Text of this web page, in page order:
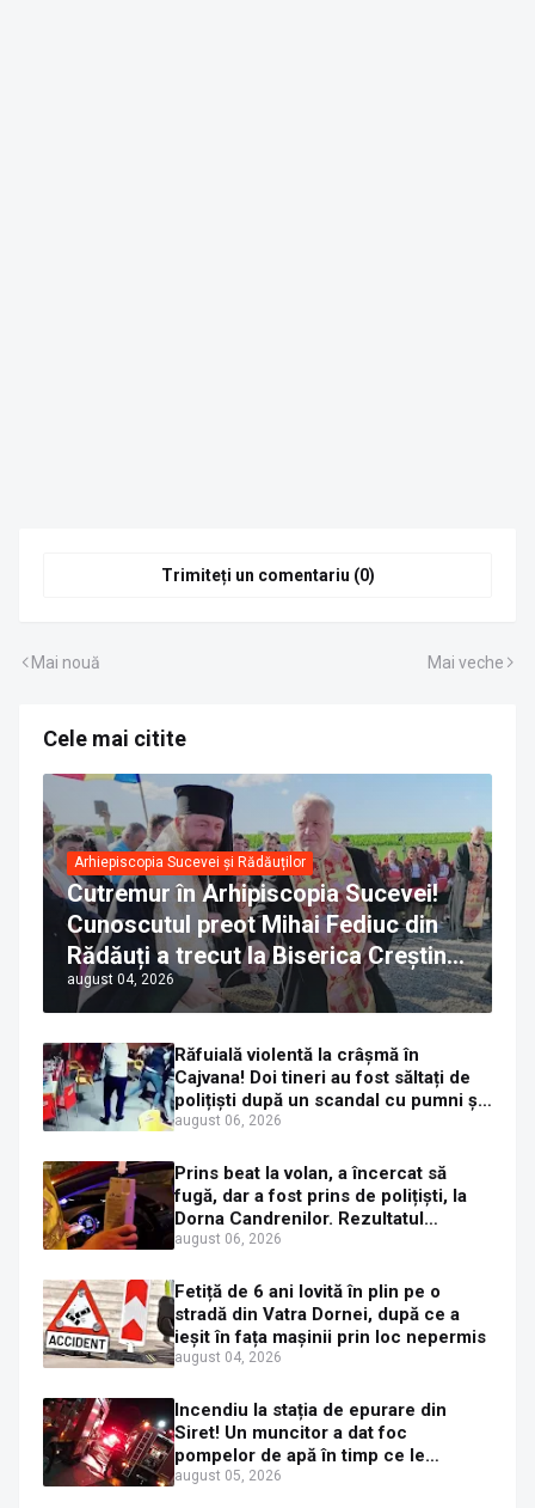
Trimiteți un comentariu (0)
Mai nouă Mai veche
Cele mai citite
Arhiepiscopia Sucevei și Rădăuților
Cutremur în Arhipiscopia Sucevei!
Cunoscutul preot Mihai Fediuc din
Rădăuți a trecut la Biserica Creștină
Ortodoxă Valahă. ÎPS Calinic anunță
că îi pregătește judecata canonică
august 04, 2026
Răfuială violentă la crâșmă în
Cajvana! Doi tineri au fost săltați de
polițiști după un scandal cu pumni și
mașini distruse
august 06, 2026
Prins beat la volan, a încercat să
fugă, dar a fost prins de polițiști, la
Dorna Candrenilor. Rezultatul
etilotestului: 1,59 mg/l alcool pur în
august 06, 2026
Fetiță de 6 ani lovită în plin pe o
stradă din Vatra Dornei, după ce a
ieșit în fața mașinii prin loc nepermis
august 04, 2026
Incendiu la stația de epurare din
Siret! Un muncitor a dat foc
pompelor de apă în timp ce le
alimenta cu combustibil
august 05, 2026